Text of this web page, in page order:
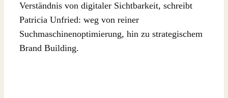
Verständnis von digitaler Sichtbarkeit, schreibt
Patricia Unfried: weg von reiner
Suchmaschinenoptimierung, hin zu strategischem
Brand Building.